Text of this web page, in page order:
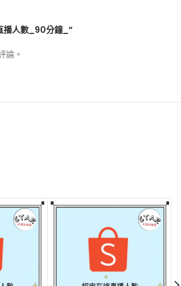
播人數_90分鐘_”
論。